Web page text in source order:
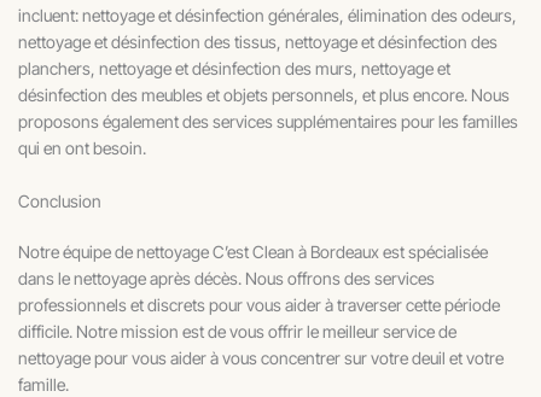
incluent: nettoyage et désinfection générales, élimination des odeurs,
nettoyage et désinfection des tissus, nettoyage et désinfection des
planchers, nettoyage et désinfection des murs, nettoyage et
désinfection des meubles et objets personnels, et plus encore. Nous
proposons également des services supplémentaires pour les familles
qui en ont besoin.
Conclusion
Notre équipe de nettoyage C’est Clean à Bordeaux est spécialisée
dans le nettoyage après décès. Nous offrons des services
professionnels et discrets pour vous aider à traverser cette période
difficile. Notre mission est de vous offrir le meilleur service de
nettoyage pour vous aider à vous concentrer sur votre deuil et votre
famille.